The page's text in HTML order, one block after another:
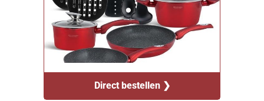
Direct bestellen ❯